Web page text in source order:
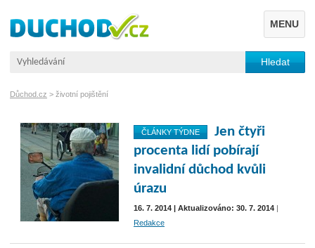
MENU
Důchod.cz > životní pojištění
ČLÁNKY TÝDNE
Jen čtyři
procenta lidí pobírají
invalidní důchod kvůli
úrazu
16. 7. 2014 | Aktualizováno: 30. 7. 2014
Redakce